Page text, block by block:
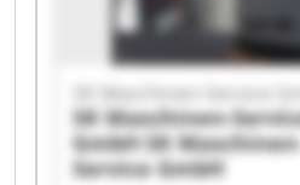
SK Maschinen-Service
SK Maschinen-
GmbH SK Maschinen-
Service GmbH